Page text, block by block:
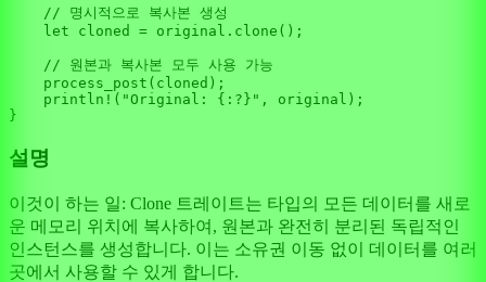
// 명시적으로 복사본 생성
let
cloned = original. clone ();
// 원본과 복사본 모두 사용 가능
process_post (cloned);
println! ( "Original: {:?}" , original);
설명
이것이 하는 일: Clone 트레이트는 타입의 모든 데이터를 새로
운 메모리 위치에 복사하여, 원본과 완전히 분리된 독립적인
인스턴스를 생성합니다. 이는 소유권 이동 없이 데이터를 여러
곳에서 사용할 수 있게 합니다.